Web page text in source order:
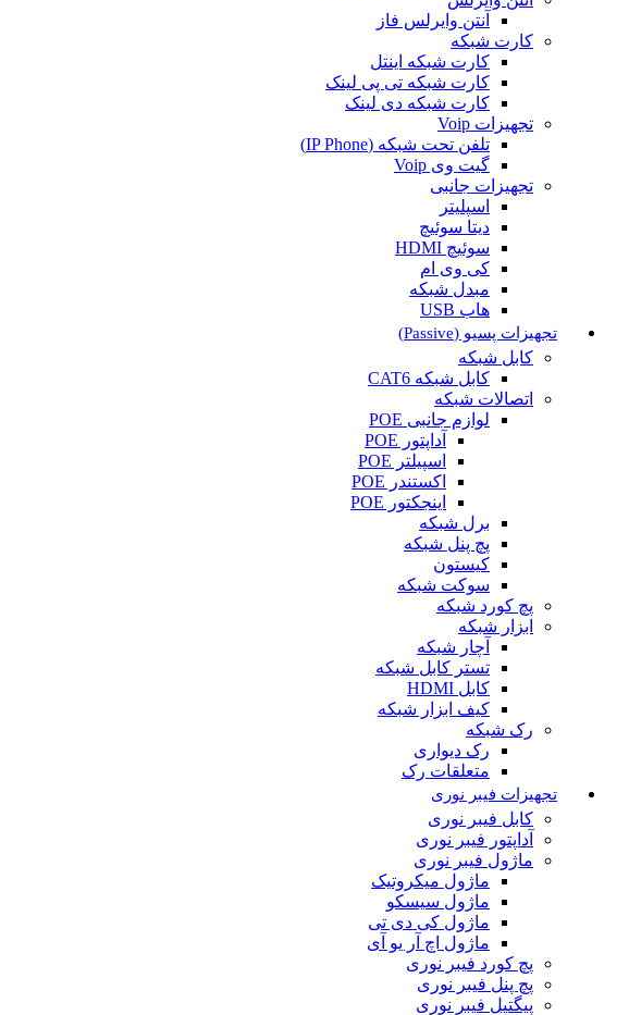
آنتن وایرلس فاز
کارت شبکه
کارت شبکه اینتل
کارت شبکه تی پی لینک
کارت شبکه دی لینک
تجهیزات Voip
تلفن تحت شبکه (IP Phone)
گیت وی Voip
تجهیزات جانبی
اسپلیتر
دیتا سوئیچ
سوئیچ HDMI
کی وی ام
مبدل شبکه
هاب USB
تجهیزات پسیو (Passive)
کابل شبکه
کابل شبکه CAT6
اتصالات شبکه
لوازم جانبی POE
آداپتور POE
اسپیلتر POE
اکستندر POE
اینجکتور POE
برل شبکه
پچ پنل شبکه
کیستون
سوکت شبکه
پچ کورد شبکه
ابزار شبکه
آچار شبکه
تستر کابل شبکه
کابل HDMI
کیف ابزار شبکه
رک شبکه
رک دیواری
متعلقات رک
تجهیزات فیبر نوری
کابل فیبر نوری
آداپتور فیبر نوری
ماژول فیبر نوری
ماژول میکروتیک
ماژول سیسکو
ماژول کی دی تی
ماژول اچ آر یو آی
پچ کورد فیبر نوری
پچ پنل فیبر نوری
پیگتیل فیبر نوری